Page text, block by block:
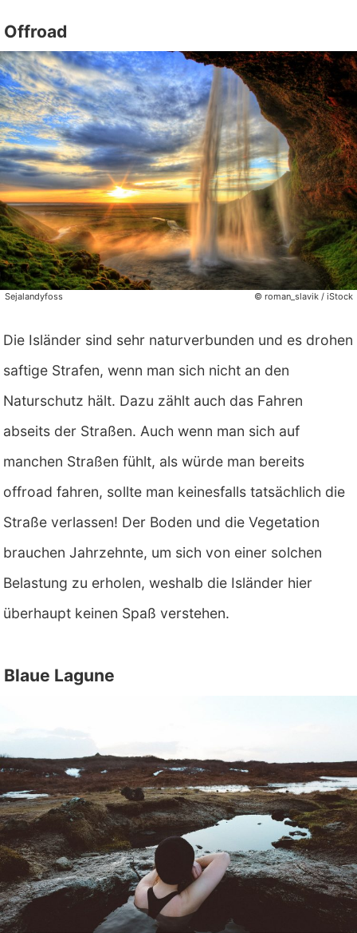
Offroad
Sejalandyfoss © roman_slavik / iStock
Die Isländer sind sehr naturverbunden und es drohen
saftige Strafen, wenn man sich nicht an den
Naturschutz hält. Dazu zählt auch das Fahren
abseits der Straßen. Auch wenn man sich auf
manchen Straßen fühlt, als würde man bereits
offroad fahren, sollte man keinesfalls tatsächlich die
Straße verlassen! Der Boden und die Vegetation
brauchen Jahrzehnte, um sich von einer solchen
Belastung zu erholen, weshalb die Isländer hier
überhaupt keinen Spaß verstehen.
Blaue Lagune